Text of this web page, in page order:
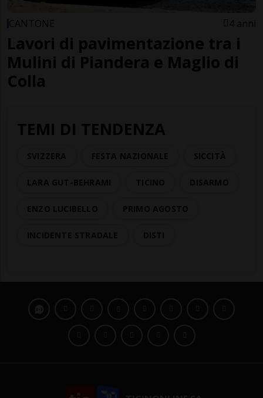
CANTONE 4 anni
Lavori di pavimentazione tra i
Mulini di Piandera e Maglio di
Colla
TEMI DI TENDENZA